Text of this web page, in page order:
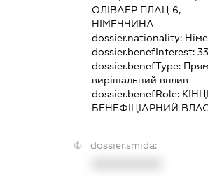
ОЛІВАЕР ПЛАЦ 6,
НІМЕЧЧИНА
dossier.nationality:
dossier.benefInterest:
dossier.benefType:
вирішальний вплив
dossier.benefRole:
БЕНЕФІЦІАРНИЙ
dossier.smida: